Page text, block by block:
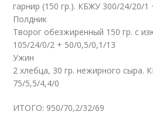
гарнир (150 гр.). КБЖУ 300/24/20/1
Полдник
Творог обезжиренный 150 гр. с
105/24/0/2 + 50/0,5/0,1/13
Ужин
2 хлебца, 30 гр. нежирного сыра.
75/5,5/4,4/0
ИТОГО: 950/70,2/32/69